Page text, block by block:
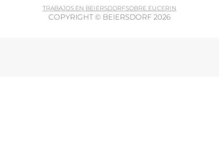
TRABAJOS EN BEIERSDORFSOBRE EUCERIN
COPYRIGHT © BEIERSDORF 2026